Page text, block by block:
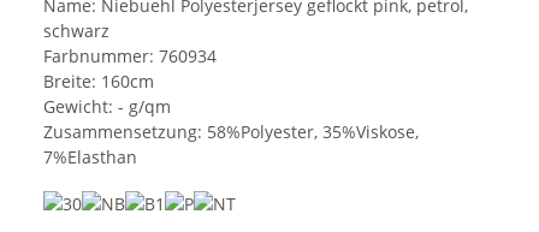
Name: Niebuehl Polyesterjersey geflockt pink, petrol,
schwarz
Farbnummer: 760934
Breite: 160cm
Gewicht: - g/qm
Zusammensetzung: 58%Polyester, 35%Viskose,
7%Elasthan